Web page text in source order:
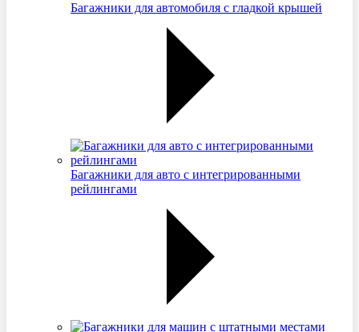
Багажники для автомобиля с гладкой крышей
Багажники для авто с интегрированными
рейлингами